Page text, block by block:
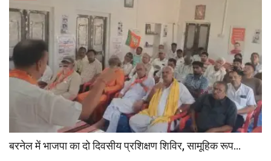
बरनेल में भाजपा का दो दिवसीय प्रशिक्षण शिविर, सामूहिक रूप...